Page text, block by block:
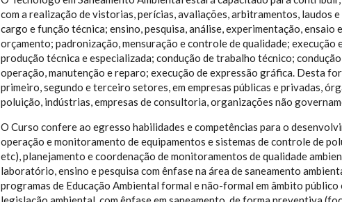
com a realização de vistorias, perícias, avaliações, arbitramentos, laudos
cargo e função técnica; ensino, pesquisa, análise, experimentação,
orçamento; padronização, mensuração e controle de qualidade; execução
produção técnica e especializada; condução de trabalho técnico;
operação, manutenção e reparo; execução de expressão gráfica. Desta
primeiro, segundo e terceiro setores, em empresas públicas e privadas,
poluição, indústrias, empresas de consultoria, organizações não
O Curso confere ao egresso habilidades e competências para o
operação e monitoramento de equipamentos e sistemas de controle de
etc), planejamento e coordenação de monitoramentos de qualidade
laboratório, ensino e pesquisa com ênfase na área de saneamento
programas de Educação Ambiental formal e não-formal em âmbito